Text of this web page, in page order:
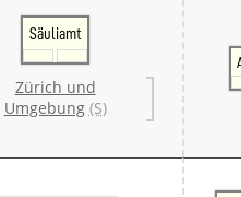
Säuliamt
Zürich und
Umgebung (S)